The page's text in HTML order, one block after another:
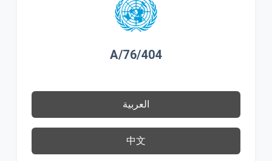
A/76/404
العربية
中文